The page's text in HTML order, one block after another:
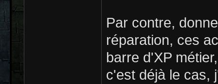
Par contre,
réparation, ces
barre d'XP
c'est déjà le cas,